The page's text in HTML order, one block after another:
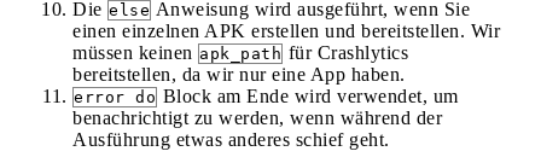
Die else Anweisung wird ausgeführt, wenn Sie
einen einzelnen APK erstellen und bereitstellen. Wir
müssen keinen apk_path für Crashlytics
bereitstellen, da wir nur eine App haben.
error do Block am Ende wird verwendet, um
benachrichtigt zu werden, wenn während der
Ausführung etwas anderes schief geht.